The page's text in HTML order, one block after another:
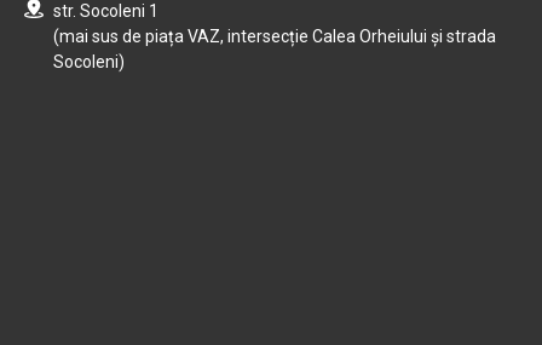
str. Socoleni 1
(mai sus de piața VAZ, intersecție Calea Orheiului și strada
Socoleni)